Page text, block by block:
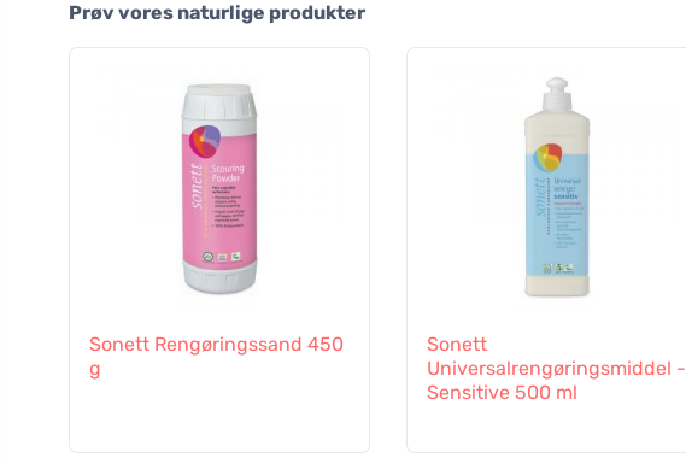
Prøv vores naturlige produkter
Sonett Rengøringssand 450
g
Sonett
Universalrengøringsmiddel -
Sensitive 500 ml